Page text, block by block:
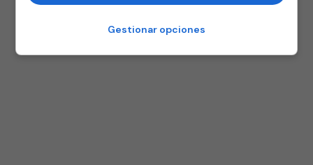
Gestionar opciones